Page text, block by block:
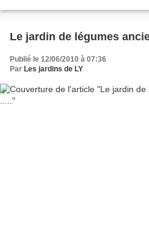
Le jardin de légumes
Publié le 12/06/2010 à 07:36
Par Les jardins de LY